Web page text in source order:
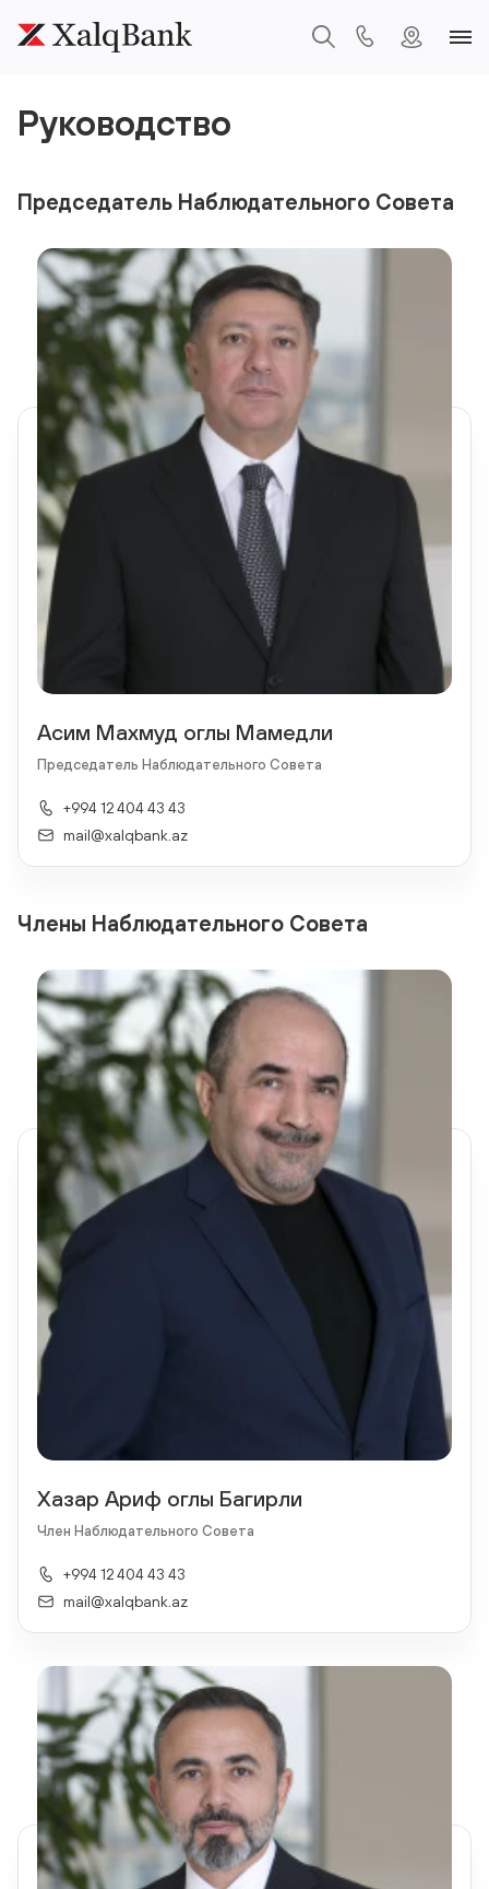
Руководство
Председатель Наблюдательного Совета
Асим Махмуд оглы Мамедли
Председатель Наблюдательного Совета
+994 12 404 43 43
mail@xalqbank.az
Члены Наблюдательного Совета
Хазар Ариф оглы Багирли
Член Наблюдательного Совета
+994 12 404 43 43
mail@xalqbank.az